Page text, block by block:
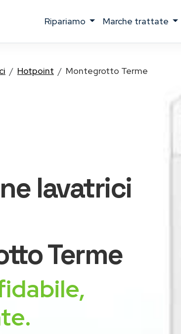
ripariamo marche trattate
Hotpoint Montegrotto Terme
lavatrici
Terme